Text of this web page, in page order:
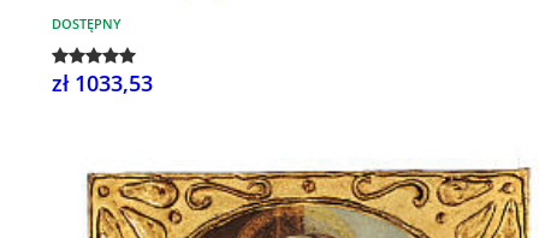
DOSTĘPNY
zł 1033,53